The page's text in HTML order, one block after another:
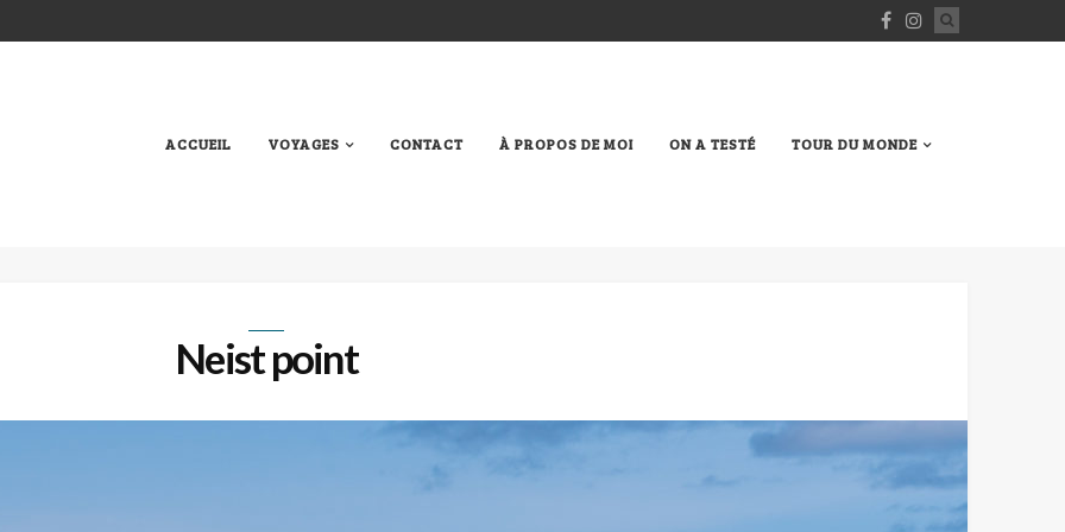
ACCUEIL VOYAGES CONTACT À PROPOS DE MOI ON A TESTÉ TOUR DU MONDE
Neist point